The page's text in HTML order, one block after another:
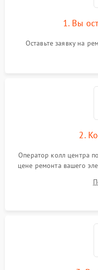
1. Вы
Оставьте заявку на
2.
Оператор колл центра
цене ремонта вашего